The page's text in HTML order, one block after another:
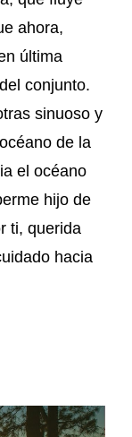
ahora,
última
conjunto.
sinuoso y
de la
el océano
hijo de
ti, querida
hacia